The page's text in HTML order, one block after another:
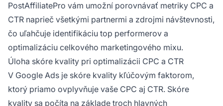
PostAffiliatePro vám umožní porovnávať metriky CPC a
CTR naprieč všetkými partnermi a zdrojmi návštevnosti,
čo uľahčuje identifikáciu top performerov a
optimalizáciu celkového marketingového mixu.
Úloha skóre kvality pri optimalizácii CPC a CTR
V Google Ads je skóre kvality kľúčovým faktorom,
ktorý priamo ovplyvňuje vaše CPC aj CTR. Skóre
kvality sa počíta na základe troch hlavných